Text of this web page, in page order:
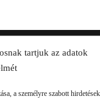
tartjuk az adatok
a személyre szabott